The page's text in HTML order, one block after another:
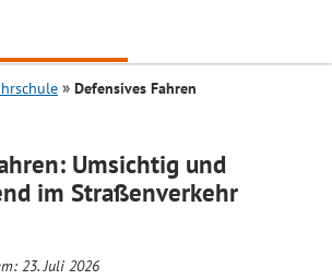
Search
Defensives Fahren
Umsichtig und
im Straßenverkehr
23. Juli 2026